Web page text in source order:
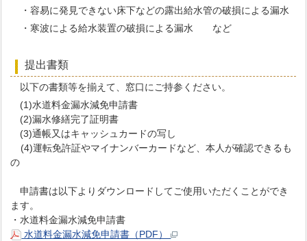
・容易に発見できない床下などの露出給水管の破損による漏水
・寒波による給水装置の破損による漏水 など
提出書類
以下の書類等を揃えて、窓口にご持参ください。
(1)水道料金漏水減免申請書
(2)漏水修繕完了証明書
(3)通帳又はキャッシュカードの写し
(4)運転免許証やマイナンバーカードなど、本人が確認できるも
の
申請書は以下よりダウンロードしてご使用いただくことができ
ます。
・水道料金漏水減免申請書
水道料金漏水減免申請書（PDF）